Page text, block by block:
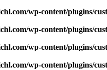
wp-content/plugins/
wp-content/plugins/
wp-content/plugins/
wp-content/plugins/